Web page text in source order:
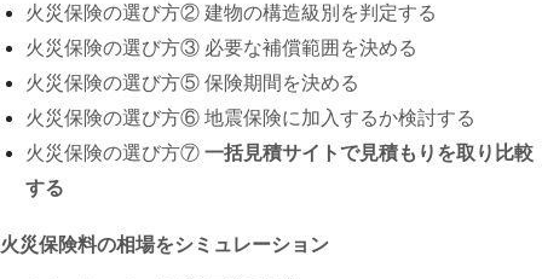
火災保険の選び方② 建物の構造級別を判定する
火災保険の選び方③ 必要な補償範囲を決める
火災保険の選び方⑤ 保険期間を決める
火災保険の選び方⑥ 地震保険に加入するか検討する
火災保険の選び方⑦ 一括見積サイトで見積もりを取り比較
する
火災保険料の相場をシミュレーション